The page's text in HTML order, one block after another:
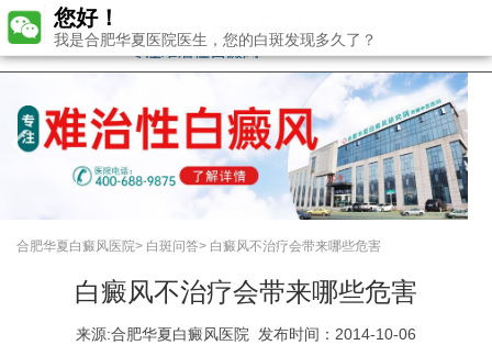
合肥华夏白癜风医院> 白斑问答> 白癜风不治疗会带来哪些危害
白癜风不治疗会带来哪些危害
来源:合肥华夏白癜风医院 发布时间：2014-10-06
您好！
我是合肥华夏医院医生，您的白斑发现多久了？